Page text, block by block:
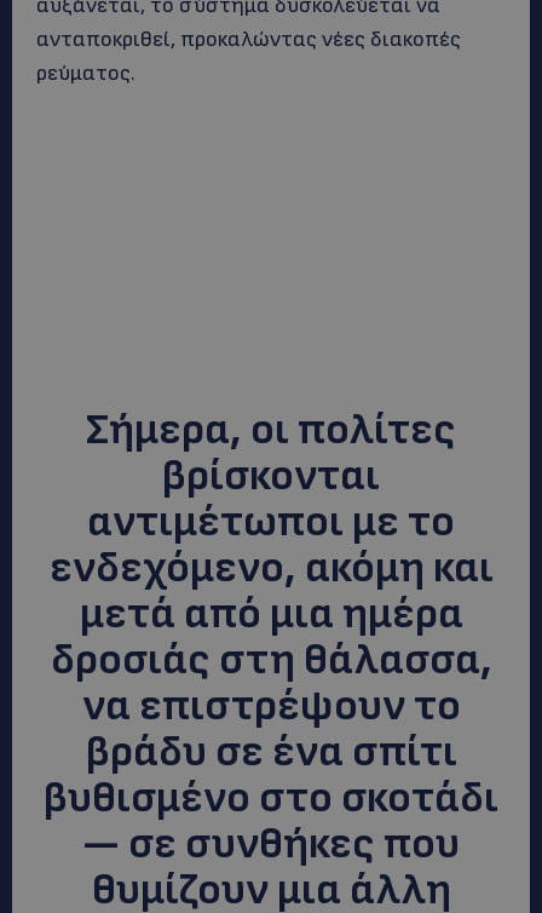
αυξάνεται, το σύστημα δυσκολεύεται να
ανταποκριθεί, προκαλώντας νέες διακοπές
ρεύματος.
Σήμερα, οι πολίτες
βρίσκονται
αντιμέτωποι με το
ενδεχόμενο, ακόμη και
μετά από μια ημέρα
δροσιάς στη θάλασσα,
να επιστρέψουν το
βράδυ σε ένα σπίτι
βυθισμένο στο σκοτάδι
— σε συνθήκες που
θυμίζουν μια άλλη